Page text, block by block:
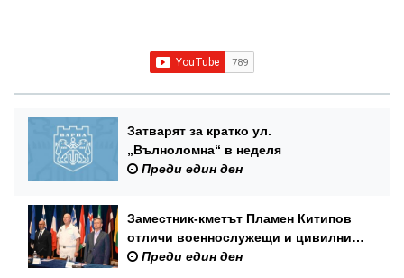
Затварят за кратко ул.
„Вълноломна“ в неделя
Преди един ден
Заместник-кметът Пламен Китипов
отличи военнослужещи и цивилни
служители по повод Празника на
Преди един ден